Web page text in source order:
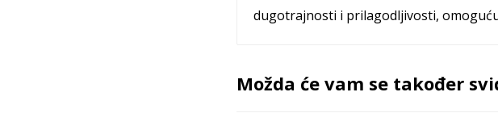
dugotrajnosti i prilagodljivosti,
Možda će vam se također